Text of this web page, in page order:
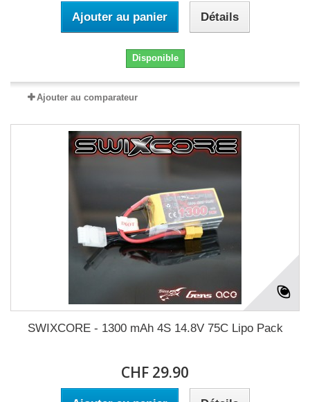
Ajouter au panier Détails
Disponible
Ajouter au comparateur
SWIXCORE - 1300 mAh 4S 14.8V 75C Lipo Pack
CHF 29.90